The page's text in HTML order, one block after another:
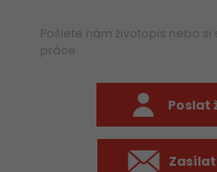
Pošlete nám životopis nebo
práce
Poslat